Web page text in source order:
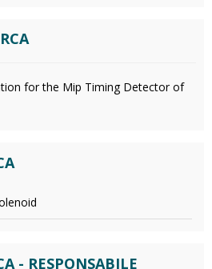
for the Mip Timing Detector of
- RESPONSABILE